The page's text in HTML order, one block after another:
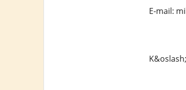
E-mail: